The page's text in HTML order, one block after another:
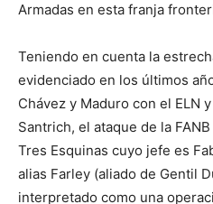
Armadas en esta franja
Teniendo en cuenta la
evidenciado en los últimos
Chávez y Maduro con el ELN
Santrich, el ataque de la
Tres Esquinas cuyo jefe es
alias Farley (aliado de Gentil
interpretado como una